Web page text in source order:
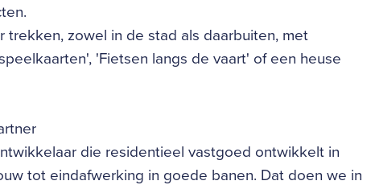
trekken, zowel in de stad als daarbuiten, met
'Fietsen langs de vaart' of een heuse
die residentieel vastgoed ontwikkelt in
tot eindafwerking in goede banen. Dat doen we in